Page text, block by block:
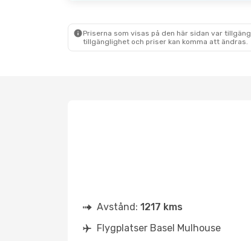
Priserna som visas på den här sidan var
tillgänglighet och priser kan komma att ändras.
Avstånd: 1217 kms
Flygplatser Basel Mulhouse